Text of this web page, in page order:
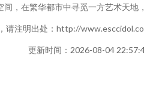
，在繁华都市中寻觅一方艺术天地
请注明出处：http://
更新时间：2026-08-04